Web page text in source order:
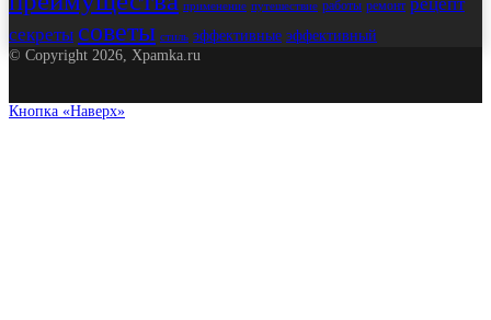
применение путешествие работы ремонт
секреты советы стиль эффективные эффективный
© Copyright 2026, Xpamka.ru
Кнопка «Наверх»